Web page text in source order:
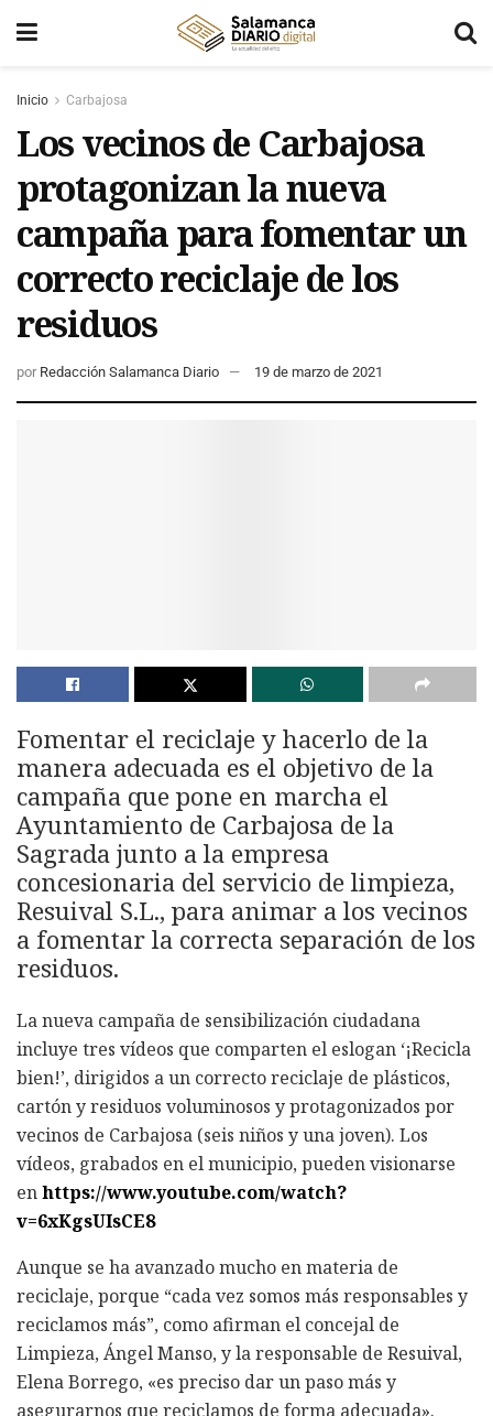
Inicio Carbajosa
Los vecinos de Carbajosa
protagonizan la nueva
campaña para fomentar un
correcto reciclaje de los
residuos
por Redacción Salamanca Diario 19 de marzo de 2021
Fomentar el reciclaje y hacerlo de la
manera adecuada es el objetivo de la
campaña que pone en marcha el
Ayuntamiento de Carbajosa de la
Sagrada junto a la empresa
concesionaria del servicio de limpieza,
Resuival S.L., para animar a los vecinos
a fomentar la correcta separación de los
residuos.
La nueva campaña de sensibilización ciudadana
incluye tres vídeos que comparten el eslogan ‘¡Recicla
bien!’, dirigidos a un correcto reciclaje de plásticos,
cartón y residuos voluminosos y protagonizados por
vecinos de Carbajosa (seis niños y una joven). Los
vídeos, grabados en el municipio, pueden visionarse
enhttps://www.youtube.com/watch?
v=6xKgsUIsCE8
Aunque se ha avanzado mucho en materia de
reciclaje, porque “cada vez somos más responsables y
reciclamos más”, como afirman el concejal de
Limpieza, Ángel Manso, y la responsable de Resuival,
Elena Borrego, «es preciso dar un paso más y
asegurarnos que reciclamos de forma adecuada».